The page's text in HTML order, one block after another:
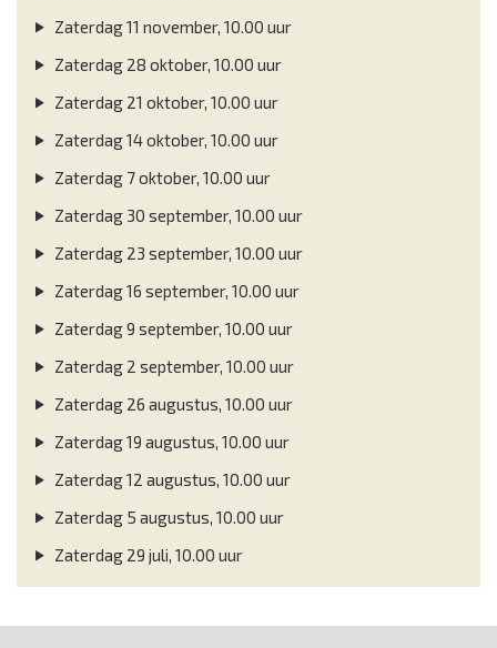
Zaterdag 11 november, 10.00 uur
Zaterdag 28 oktober, 10.00 uur
Zaterdag 21 oktober, 10.00 uur
Zaterdag 14 oktober, 10.00 uur
Zaterdag 7 oktober, 10.00 uur
Zaterdag 30 september, 10.00 uur
Zaterdag 23 september, 10.00 uur
Zaterdag 16 september, 10.00 uur
Zaterdag 9 september, 10.00 uur
Zaterdag 2 september, 10.00 uur
Zaterdag 26 augustus, 10.00 uur
Zaterdag 19 augustus, 10.00 uur
Zaterdag 12 augustus, 10.00 uur
Zaterdag 5 augustus, 10.00 uur
Zaterdag 29 juli, 10.00 uur